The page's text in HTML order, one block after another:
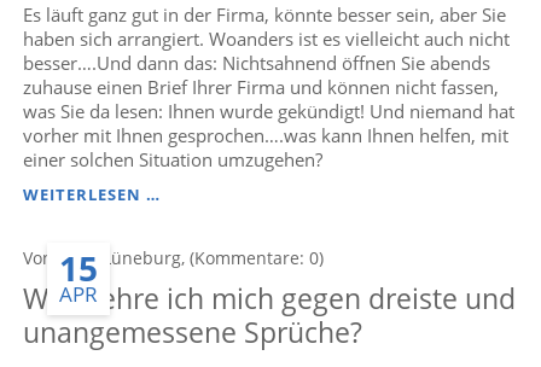
Es läuft ganz gut in der Firma, könnte besser sein, aber Sie
haben sich arrangiert. Woanders ist es vielleicht auch nicht
besser….Und dann das: Nichtsahnend öffnen Sie abends
zuhause einen Brief Ihrer Firma und können nicht fassen,
was Sie da lesen: Ihnen wurde gekündigt! Und niemand hat
vorher mit Ihnen gesprochen….was kann Ihnen helfen, mit
einer solchen Situation umzugehen?
WEITERLESEN …UNERWARTETE
POST
OHNE
GESPRÄCH
–
Von Anke Lüneburg, (Kommentare: 0)
15
APR
Wie wehre ich mich gegen dreiste und
unangemessene Sprüche?